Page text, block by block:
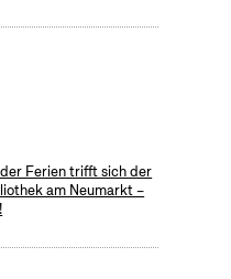
Ferien trifft sich der
am Neumarkt –